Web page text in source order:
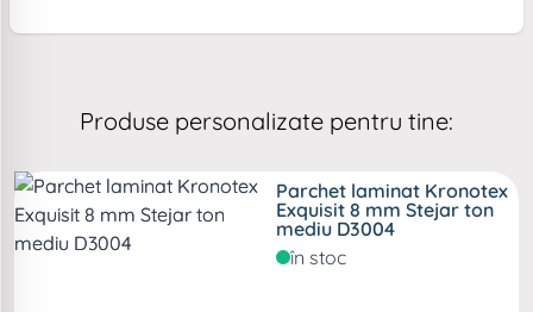
Produse personalizate pentru tine:
Parchet laminat Kronotex
Exquisit 8 mm Stejar ton
mediu D3004
în stoc